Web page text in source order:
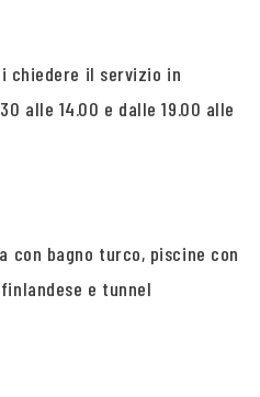
chiedere il servizio in
alle 14.00 e dalle 19.00 alle
con bagno turco, piscine con
e tunnel